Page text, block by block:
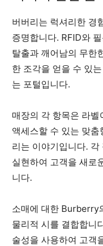
버버리는 럭셔리한 경
증명합니다. RFID와
탈출과 깨어남의 무한
한 조각을 얻을 수 있
는 포털입니다.
매장의 각 항목은 라벨
액세스할 수 있는 맞
리는 이야기입니다.
실현하여 고객을 새로
니다.
소매에 대한 Burberry
물리적 시를 결합합니
술성을 사용하여 고객